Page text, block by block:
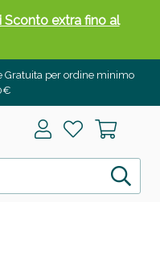
Gratuita per ordine minimo
Sconto extra fino al